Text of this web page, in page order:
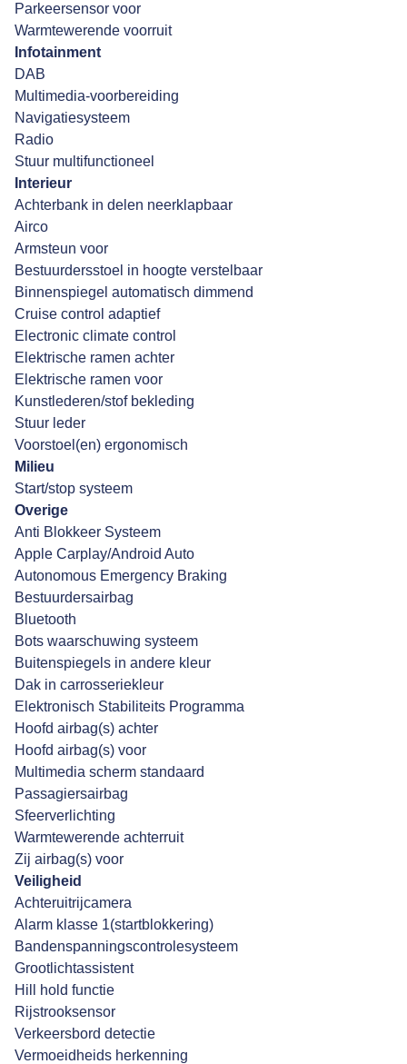
Parkeersensor voor
Warmtewerende voorruit
Infotainment
DAB
Multimedia-voorbereiding
Navigatiesysteem
Radio
Stuur multifunctioneel
Interieur
Achterbank in delen neerklapbaar
Airco
Armsteun voor
Bestuurdersstoel in hoogte verstelbaar
Binnenspiegel automatisch dimmend
Cruise control adaptief
Electronic climate control
Elektrische ramen achter
Elektrische ramen voor
Kunstlederen/stof bekleding
Stuur leder
Voorstoel(en) ergonomisch
Milieu
Start/stop systeem
Overige
Anti Blokkeer Systeem
Apple Carplay/Android Auto
Autonomous Emergency Braking
Bestuurdersairbag
Bluetooth
Bots waarschuwing systeem
Buitenspiegels in andere kleur
Dak in carrosseriekleur
Elektronisch Stabiliteits Programma
Hoofd airbag(s) achter
Hoofd airbag(s) voor
Multimedia scherm standaard
Passagiersairbag
Sfeerverlichting
Warmtewerende achterruit
Zij airbag(s) voor
Veiligheid
Achteruitrijcamera
Alarm klasse 1(startblokkering)
Bandenspanningscontrolesysteem
Grootlichtassistent
Hill hold functie
Rijstrooksensor
Verkeersbord detectie
Vermoeidheids herkenning